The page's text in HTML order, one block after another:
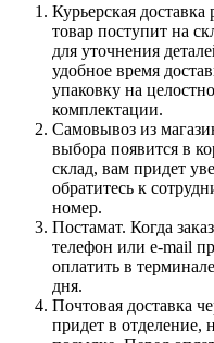
Курьерская доставка
товар поступит на
для уточнения
удобное время
упаковку на
комплектации.
Самовывоз из
выбора появится в
склад, вам придет
обратитесь к
номер.
Постамат. Когда
телефон или e-mail
оплатить в
дня.
Почтовая доставка
придет в отделение,